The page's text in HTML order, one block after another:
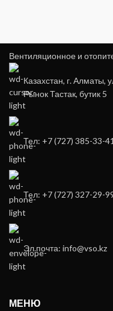
Вентиляционное и
Казахстан, г. Алматы,
Рынок Тастак, бутик 5
Тел: +7 (727) 385-33-41
Тел: +7 (727) 327-29-
Эл.почта: info@vso.kz
МЕНЮ